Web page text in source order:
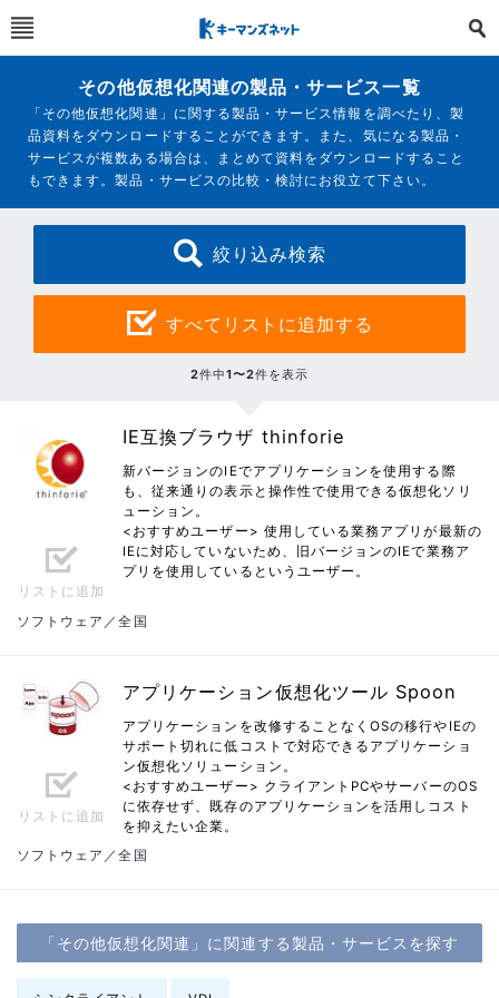
その他仮想化関連の製品・サービス一覧
「その他仮想化関連」に関する製品・サービス情報を調べたり、製
品資料をダウンロードすることができます。また、気になる製品・
サービスが複数ある場合は、まとめて資料をダウンロードすること
もできます。製品・サービスの比較・検討にお役立て下さい。
絞り込み検索
すべてリストに追加する
2件中1〜2件を表示
リストに追加
IE互換ブラウザ thinforie
新バージョンのIEでアプリケーションを使用する際
も、従来通りの表示と操作性で使用できる仮想化ソリ
ューション。
<おすすめユーザー> 使用している業務アプリが最新の
IEに対応していないため、旧バージョンのIEで業務ア
プリを使用しているというユーザー。
ソフトウェア／全国
リストに追加
アプリケーション仮想化ツール Spoon
アプリケーションを改修することなくOSの移行やIEの
サポート切れに低コストで対応できるアプリケーショ
ン仮想化ソリューション。
<おすすめユーザー> クライアントPCやサーバーのOS
に依存せず、既存のアプリケーションを活用しコスト
を抑えたい企業。
ソフトウェア／全国
「その他仮想化関連」に関連する製品・サービスを探す